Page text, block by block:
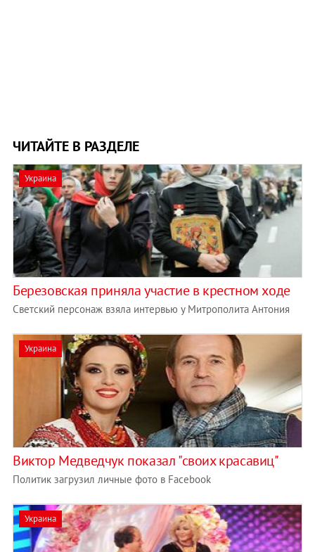
ЧИТАЙТЕ В РАЗДЕЛЕ
Украина
Березовская приняла участие в крестном ходе
Светский персонаж взяла интервью у Митрополита Антония
Украина
Виктор Медведчук показал "своих красавиц"
Политик загрузил личные фото в Facebook
Украина